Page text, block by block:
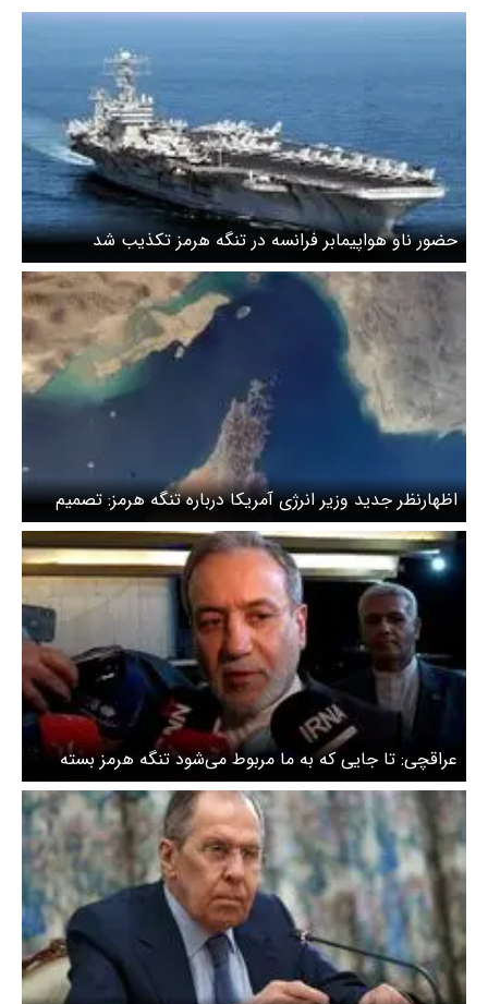
حضور ناو هواپیمابر فرانسه در تنگه هرمز تکذیب شد
اظهارنظر جدید وزیر انرژی آمریکا درباره تنگه هرمز: تصمیم
درباره تنگه در دست ایران است
عراقچی: تا جایی که به ما مربوط می‌شود تنگه هرمز بسته
نیست